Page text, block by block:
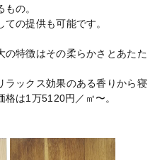
の。
の提供も可能です。
の特徴はその柔らかさとあたた
ラックス効果のある香りから寝
は1万5120円／㎡〜。